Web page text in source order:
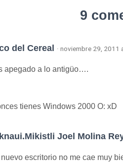
9
del Cereal · noviembre 29, 2011
apegado a lo antigüo….
tienes Windows 2000 O: xD
Joel Molina
escritorio no me cae muy